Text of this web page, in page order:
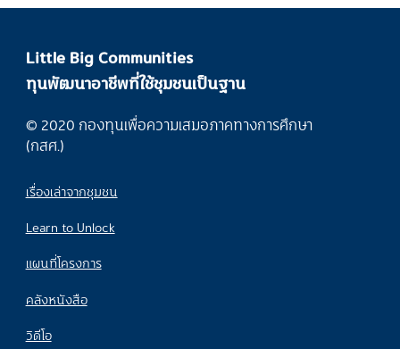
Little Big Communities
ทุนพัฒนาอาชีพที่ใช้ชุมชนเป็นฐาน
© 2020 กองทุนเพื่อความเสมอภาคทางการศึกษา
(กสศ.)
เรื่องเล่าจากชุมชน
Learn to Unlock
แผนที่โครงการ
คลังหนังสือ
วิดีโอ